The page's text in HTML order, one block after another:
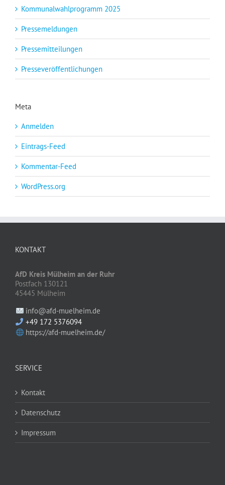
Kommunalwahlprogramm 2025
Pressemeldungen
Pressemitteilungen
Presseveröffentlichungen
Meta
Anmelden
Eintrags-Feed
Kommentar-Feed
WordPress.org
KONTAKT
AfD Kreis Mülheim an der Ruhr
Postfach 130121
45445 Mülheim
info@afd-muelheim.de
+49 172 5376094
https://afd-muelheim.de/
SERVICE
Kontakt
Datenschutz
Impressum